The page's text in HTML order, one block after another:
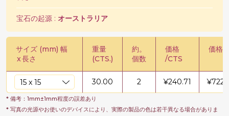
宝石の起源 : オーストラリア
サイズ (mm) 幅
x長さ
重量
(CTS.)
約。
個数
価格
/CTS
価格 /
30.00 2 ¥240.71 ¥
* 備考：1mm±1mm程度の誤差あり
* 写真の光源やお使いのデバイスにより、実際の製品の色は若干異なる場合がありま